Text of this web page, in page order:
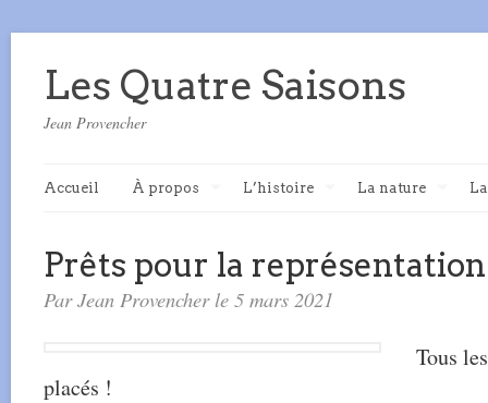
Les Quatre Saisons
Jean Provencher
Accueil À propos L’histoire La nature
Prêts pour la représentation
Par Jean Provencher le 5 mars 2021
Tous
placés !